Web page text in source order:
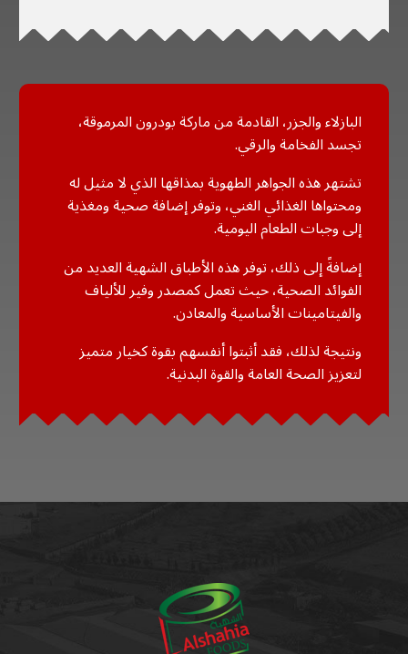
البازلاء والجزر، القادمة من ماركة بودرون المرموقة،
تجسد الفخامة والرقي.
تشتهر هذه الجواهر الطهوية بمذاقها الذي لا مثيل له
ومحتواها الغذائي الغني، وتوفر إضافة صحية ومغذية
إلى وجبات الطعام اليومية.
إضافةً إلى ذلك، توفر هذه الأطباق الشهية العديد من
الفوائد الصحية، حيث تعمل كمصدر وفير للألياف
والفيتامينات الأساسية والمعادن.
ونتيجة لذلك، فقد أثبتوا أنفسهم بقوة كخيار متميز
لتعزيز الصحة العامة والقوة البدنية.